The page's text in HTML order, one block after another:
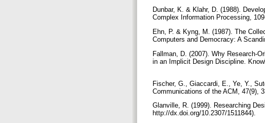
Dunbar, K. & Klahr, D. (1988).
Complex Information Processing,
Ehn, P. & Kyng, M. (1987). The
Computers and Democracy: A
Fallman, D. (2007). Why Research-
in an Implicit Design Discipline.
Fischer, G., Giaccardi, E., Ye, Y.,
Communications of the ACM, 47(9),
Glanville, R. (1999). Researching
http://dx.doi.org/10.2307/1511844).